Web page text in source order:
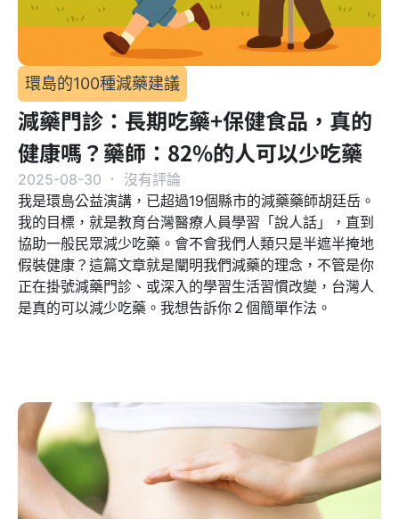
環島的100種減藥建議
減藥門診：長期吃藥+保健食品，真的
健康嗎？藥師：82%的人可以少吃藥
2025-08-30 ．
沒有評論
我是環島公益演講，已超過19個縣市的減藥藥師胡廷岳。
我的目標，就是教育台灣醫療人員學習「說人話」，直到
協助一般民眾減少吃藥。會不會我們人類只是半遮半掩地
假裝健康？這篇文章就是闡明我們減藥的理念，不管是你
正在掛號減藥門診、或深入的學習生活習慣改變，台灣人
是真的可以減少吃藥。我想告訴你２個簡單作法。